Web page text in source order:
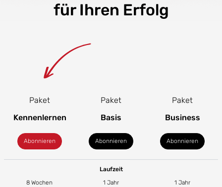
für Ihren Erfolg
Paket
Kennenlernen
Abonnieren
Paket
Basis
Abonnieren
Paket
Business
Abonnieren
Laufzeit
8 Wochen
1 Jahr 1 Jahr